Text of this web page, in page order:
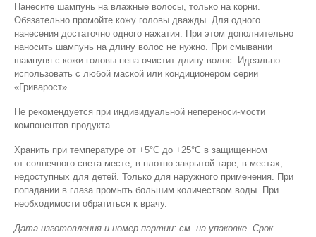
Нанесите шампунь на влажные волосы, только на корни.
Обязательно промойте кожу головы дважды. Для одного
нанесения достаточно одного нажатия. При этом дополнительно
наносить шампунь на длину волос не нужно. При смывании
шампуня с кожи головы пена очистит длину волос. Идеально
использовать с любой маской или кондиционером серии
«Гриварост».
Не рекомендуется при индивидуальной непереноси-мости
компонентов продукта.
Хранить при температуре от +5°C до +25°C в защищенном
от солнечного света месте, в плотно закрытой таре, в местах,
недоступных для детей. Только для наружного применения. При
попадании в глаза промыть большим количеством воды. При
необходимости обратиться к врачу.
Дата изготовления и номер партии: см. на упаковке. Срок